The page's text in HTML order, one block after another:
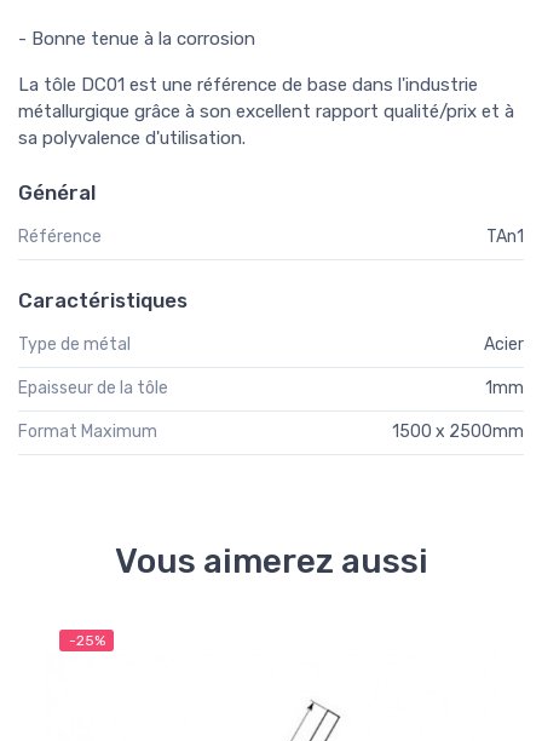
- Bonne tenue à la corrosion
La tôle DC01 est une référence de base dans l'industrie
métallurgique grâce à son excellent rapport qualité/prix et à
sa polyvalence d'utilisation.
Général
Référence TAn1
Caractéristiques
Type de métal Acier
Epaisseur de la tôle 1mm
Format Maximum 1500 x 2500mm
Vous aimerez aussi
-25%